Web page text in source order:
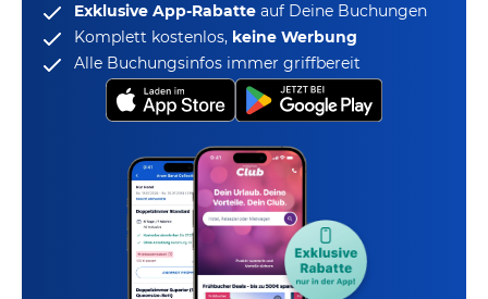
Exklusive App-Rabatte auf Deine Buchungen
Komplett kostenlos, keine Werbung
Alle Buchungsinfos immer griffbereit